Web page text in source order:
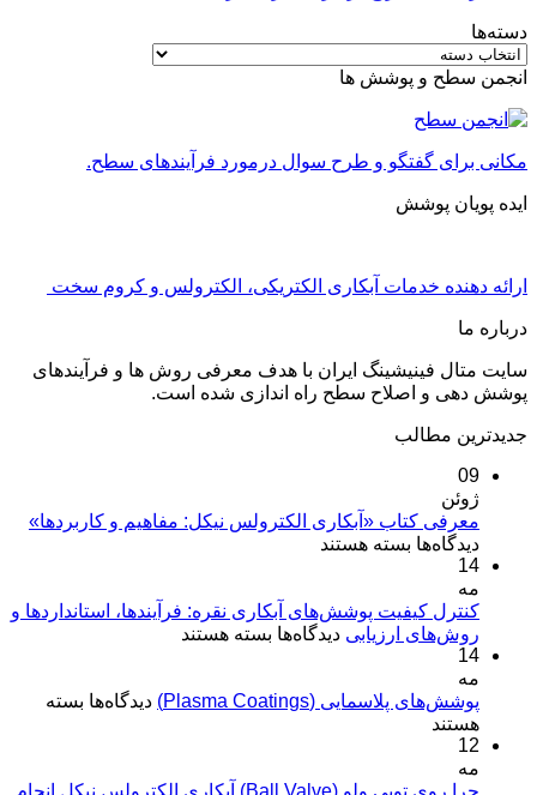
دسته‌ها
دسته‌ها
انجمن سطح و پوشش ها
مکانی برای گفتگو و طرح سوال درمورد فرآیندهای سطح.
ایده پویان پوشش
ارائه دهنده خدمات آبکاری الکتریکی، الکترولس و کروم سخت
درباره ما
سایت متال فینیشینگ ایران با هدف معرفی روش ها و فرآیندهای
پوشش دهی و اصلاح سطح راه اندازی شده است.
جدیدترین مطالب
09
ژوئن
معرفی کتاب «آبکاری الکترولس نیکل: مفاهیم و کاربردها»
دیدگاه‌ها برای
«آبکاری
الکترولس
و
بسته هستند
14
مه
کنترل کیفیت پوشش‌های آبکاری نقره: فرآیندها، استانداردها و
روش‌های ارزیابی دیدگاه‌ها برای
پوشش‌های
بسته هستند
14
مه
پوشش‌های پلاسمایی (Plasma Coatings)
دیدگاه‌ها برای
Coatings)
بسته
هستند
12
مه